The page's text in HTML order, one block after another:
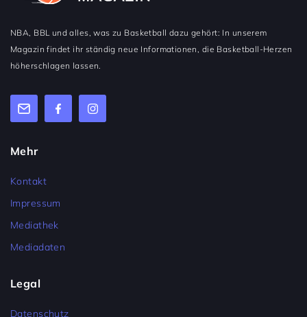
NBA, BBL und alles, was zu Basketball dazu gehört: In unserem
Magazin findet ihr ständig neue Informationen, die Basketball-Herzen
höherschlagen lassen.
Mehr
Kontakt
Impressum
Mediathek
Mediadaten
Legal
Datenschutz